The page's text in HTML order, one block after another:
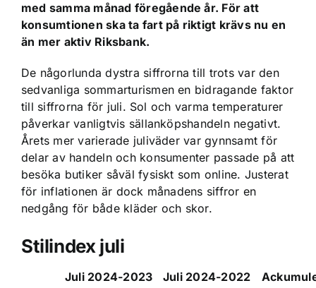
med samma månad föregående år. För att
konsumtionen ska ta fart på riktigt krävs nu en
än mer aktiv Riksbank.
De någorlunda dystra siffrorna till trots var den
sedvanliga sommarturismen en bidragande faktor
till siffrorna för juli. Sol och varma temperaturer
påverkar vanligtvis sällanköpshandeln negativt.
Årets mer varierade juliväder var gynnsamt för
delar av handeln och konsumenter passade på att
besöka butiker såväl fysiskt som online. Justerat
för inflationen är dock månadens siffror en
nedgång för både kläder och skor.
Stilindex juli
Juli 2024-2023 Juli 2024-2022